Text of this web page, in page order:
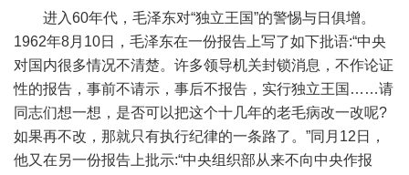
进入60年代，毛泽东对“独立王国”的警惕与日俱增。
1962年8月10日，毛泽东在一份报告上写了如下批语:“中央
对国内很多情况不清楚。许多领导机关封锁消息，不作论证
性的报告，事前不请示，事后不报告，实行独立王国……请
同志们想一想，是否可以把这个十几年的老毛病改一改呢?
如果再不改，那就只有执行纪律的一条路了。”同月12日，
他又在另一份报告上批示:“中央组织部从来不向中央作报